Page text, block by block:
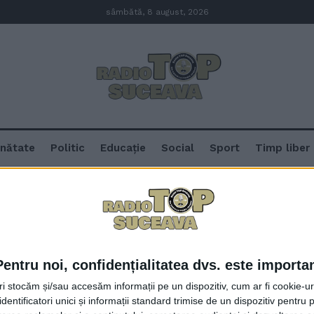
noi, confidențialitatea dvs. este
stocăm și/sau accesăm informații pe un dispozitiv, cum ar fi cookie-
unici și informații standard trimise de un dispozitiv pentru
sâmbătă, 8 august, 2026
Politic Educație Social Sport Timp liber
Universitatea suceveană a
Comisiei Europene. Distincția